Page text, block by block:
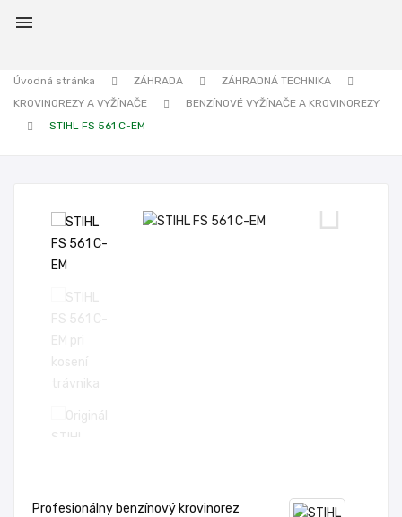

Úvodná stránka ZÁHRADA
ZÁHRADNÁ TECHNIKA
KROVINOREZY A VYŽÍNAČE
BENZÍNOVÉ VYŽÍNAČE A KROVINOREZY
STIHL FS 561 C-EM
Profesionálny benzínový krovinorez